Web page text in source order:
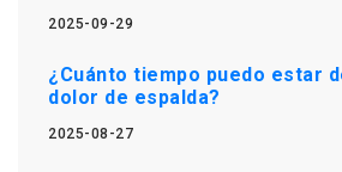
2025-09-29
¿Cuánto tiempo puedo estar
dolor de espalda?
2025-08-27